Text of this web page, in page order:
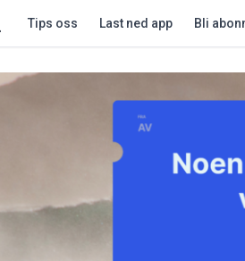
Tips oss Last ned app Bli